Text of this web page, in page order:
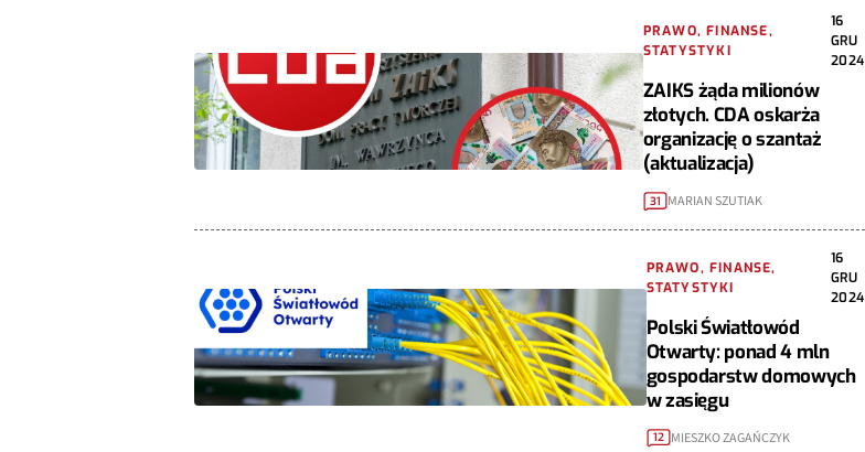
PRAWO, FINANSE,
STATYSTYKI
16
GRU
2024
ZAIKS żąda milionów
złotych. CDA oskarża
organizację o szantaż
(aktualizacja)
31 MARIAN SZUTIAK
PRAWO, FINANSE,
STATYSTYKI
16
GRU
2024
Polski Światłowód
Otwarty: ponad 4 mln
gospodarstw domowych
w zasięgu
12 MIESZKO ZAGAŃCZYK